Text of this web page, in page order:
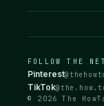
FOLLOW THE
Pinterest
TikTok
© 2026 The